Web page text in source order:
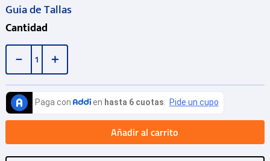
Guia de Tallas
Cantidad
＋
－
Añadir al carrito